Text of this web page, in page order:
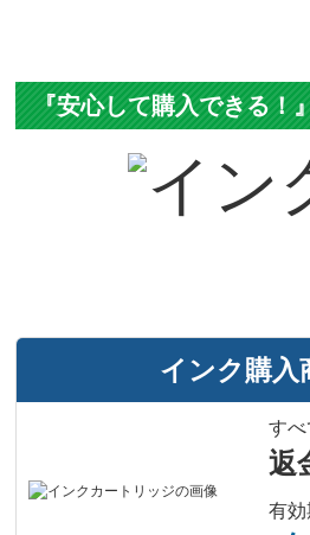
製品
『安心して購入できる！